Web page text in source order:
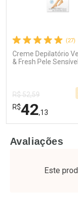
Ativar Desconto
Por R$ 37,25/cada
(27)
Creme Depilatório
& Fresh Pele
R$ 52,59
R$42,13
Laboratório
Por Menos
Avaliações
Este